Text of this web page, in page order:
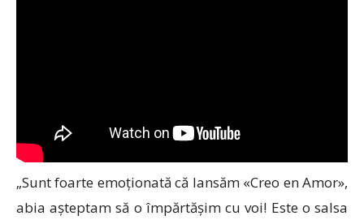
„Sunt foarte emoționată că lansăm «Creo en Amor»,
abia așteptam să o împărtășim cu voi! Este o salsa